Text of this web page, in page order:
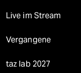
Live im Stream
Vergangene
taz lab 2027